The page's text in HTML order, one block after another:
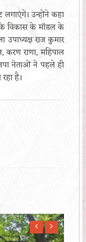
उन्होंने कहा
के विकास के मॉडल के
राज कुमार
करण राणा, महिपाल
नेताओं ने पहले ही
है।